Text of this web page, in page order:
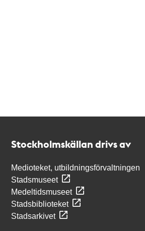
Stockholmskällan drivs av
Medioteket, utbildningsförvaltningen
Stadsmuseet
Medeltidsmuseet
Stadsbiblioteket
Stadsarkivet